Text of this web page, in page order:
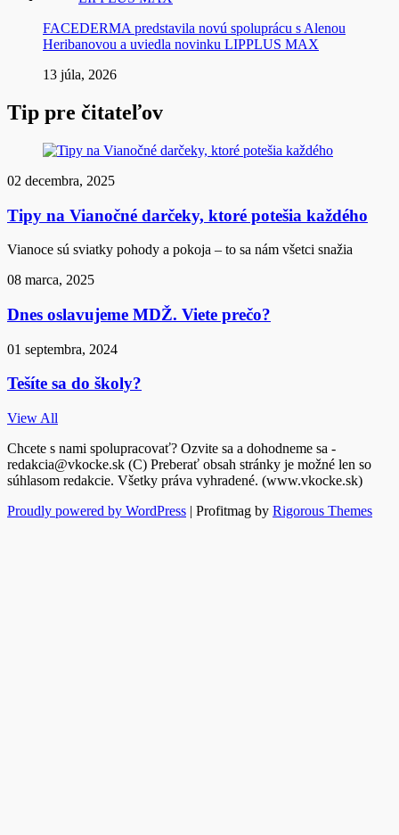
FACEDERMA predstavila novú spoluprácu s Alenou
Heribanovou a uviedla novinku LIPPLUS MAX
13 júla, 2026
Tip pre čitateľov
02 decembra, 2025
Tipy na Vianočné darčeky, ktoré potešia každého
Vianoce sú sviatky pohody a pokoja – to sa nám všetci snažia
08 marca, 2025
Dnes oslavujeme MDŽ. Viete prečo?
01 septembra, 2024
Tešíte sa do školy?
View All
Chcete s nami spolupracovať? Ozvite sa a dohodneme sa -
redakcia@vkocke.sk (C) Preberať obsah stránky je možné len so
súhlasom redakcie. Všetky práva vyhradené. (www.vkocke.sk)
Proudly powered by WordPress | Profitmag by Rigorous Themes